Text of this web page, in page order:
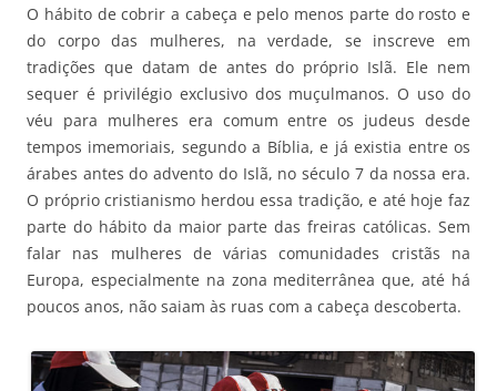
O hábito de cobrir a cabeça e pelo menos parte do rosto e
do corpo das mulheres, na verdade, se inscreve em
tradições que datam de antes do próprio Islã. Ele nem
sequer é privilégio exclusivo dos muçulmanos. O uso do
véu para mulheres era comum entre os judeus desde
tempos imemoriais, segundo a Bíblia, e já existia entre os
árabes antes do advento do Islã, no século 7 da nossa era.
O próprio cristianismo herdou essa tradição, e até hoje faz
parte do hábito da maior parte das freiras católicas. Sem
falar nas mulheres de várias comunidades cristãs na
Europa, especialmente na zona mediterrânea que, até há
poucos anos, não saiam às ruas com a cabeça descoberta.